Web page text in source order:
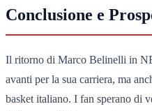
Conclusione e
Il ritorno di Marco Belinelli in
avanti per la sua carriera, ma
basket italiano. I fan sperano di